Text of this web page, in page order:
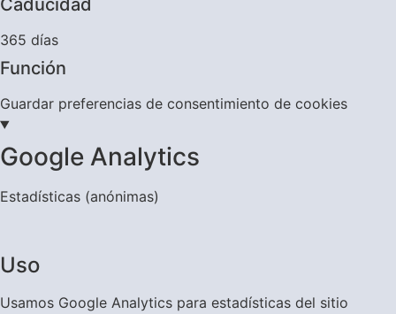
365 días
Función
Guardar preferencias de consentimiento de cookies
Google Analytics
Estadísticas (anónimas)
Uso
Usamos Google Analytics para estadísticas del sitio